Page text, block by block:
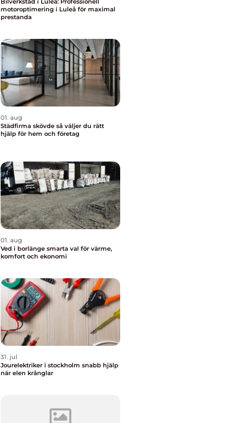
motoroptimering i Luleå för maximal
prestanda
01. aug
Städfirma skövde så väljer du rätt
hjälp för hem och företag
01. aug
Ved i borlänge smarta val för värme,
komfort och ekonomi
31. jul
Jourelektriker i stockholm snabb hjälp
när elen krånglar